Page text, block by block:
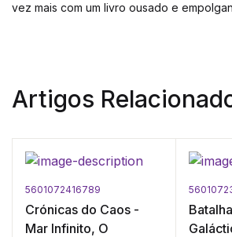
vez mais com um livro ousado e
Artigos
5601072416789
Crónicas do Caos -
Mar Infinito, O